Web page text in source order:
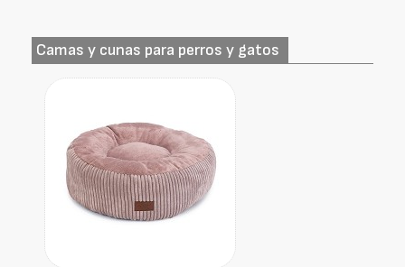
Camas y cunas para perros y gatos